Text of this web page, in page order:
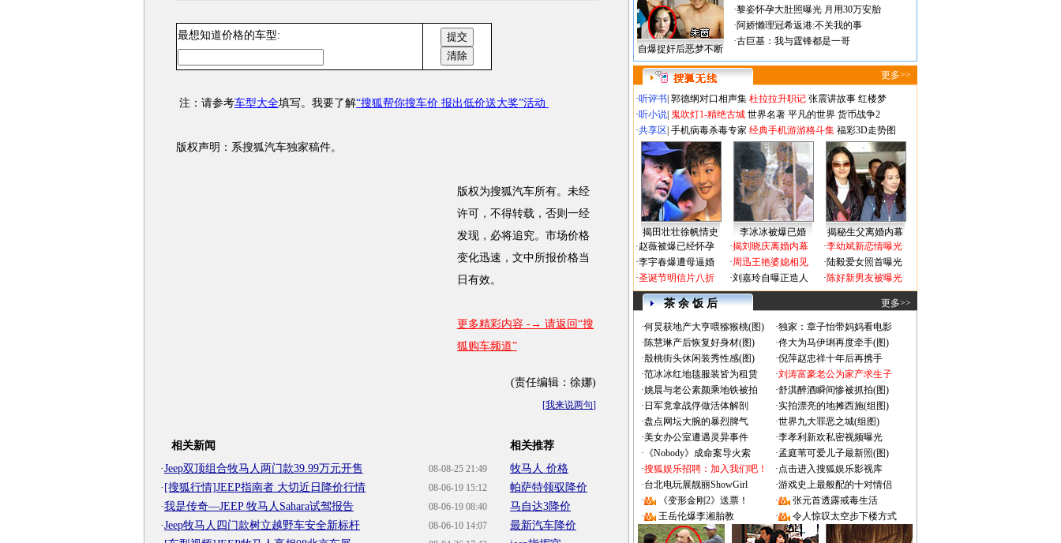
最想知道价格的车型:
注：请参考车型大全填写。我要了解“搜狐帮你搜车价 报出低价送大奖”活动
版权声明：系搜狐汽车独家稿件。
版权为搜狐汽车所有。未经
许可，不得转载，否则一经
发现，必将追究。市场价格
变化迅速，文中所报价格当
日有效。
更多精彩内容 -→ 请返回“搜
狐购车频道”
(责任编辑：徐娜)
[我来说两句]
相关新闻
08-08-25 21:49
·Jeep双顶组合牧马人两门款39.99万元开售
08-06-19 15:12
· [搜狐行情]JEEP指南者 大切近日降价行情
08-06-19 08:40
·我是传奇—JEEP 牧马人Sahara试驾报告
08-06-10 14:07
·Jeep牧马人四门款树立越野车安全新标杆
相关推荐
牧马人 价格
帕萨特领驭降价
马自达3降价
最新汽车降价
自爆捉奸后恶梦不断
·黎姿怀孕大肚照曝光 月用30万安胎
·阿娇懒理冠希返港:不关我的事
·古巨基：我与霆锋都是一哥
更多>>
·听评书 郭德纲对口相声集 杜拉拉升职记 张震讲故事 红楼梦
·听小说 鬼吹灯1-精绝古城 世界名著 平凡的世界 货币战争2
·共享区 手机病毒杀毒专家 经典手机游游格斗集 福彩3D走势图
揭田壮壮徐帆情史 李冰冰被爆已婚
揭秘生父离婚内幕
·赵薇被爆已经怀孕
·李宇春爆遭母逼婚
·圣诞节明信片八折
·揭刘晓庆离婚内幕
·周迅王艳婆媳相见
·刘嘉玲自曝正造人
·李幼斌新恋情曝光
·陆毅爱女照首曝光
·陈好新男友被曝光
茶 余 饭 后 更多>>
·何炅获地产大亨喂猕猴桃(图) ·独家：章子怡带妈妈看电影
·陈慧琳产后恢复好身材(图) ·佟大为马伊琍再度牵手(图)
·殷桃街头休闲装秀性感(图) ·倪萍赵忠祥十年后再携手
·范冰冰红地毯服装皆为租赁 ·刘涛富豪老公为家产求生子
·姚晨与老公素颜乘地铁被拍 ·舒淇醉酒瞬间惨被抓拍(图)
· 日军竟拿战俘做活体解剖 ·实拍漂亮的地摊西施(组图)
·盘点网坛大腕的暴烈脾气 ·世界九大罪恶之城(组图)
·美女办公室遭遇灵异事件 ·李孝利新欢私密视频曝光
· 《Nobody》成命案导火索 ·孟庭苇可爱儿子最新照(图)
·搜狐娱乐招聘：加入我们吧！ ·点击进入搜狐娱乐影视库
·台北电玩展靓丽ShowGirl ·游戏史上最般配的十对情侣
·
《变形金刚2》送票！ ·
张元首透露戒毒生活
·
王岳伦爆李湘胎教 · 令人惊叹太空步下楼方式